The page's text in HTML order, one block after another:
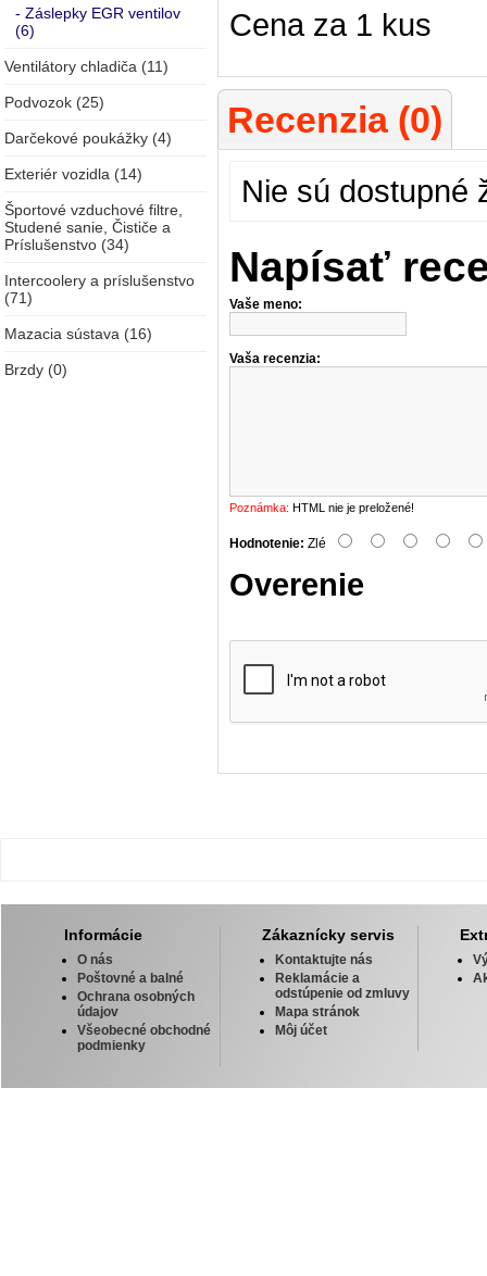
- Záslepky EGR ventilov
(6)
Ventilátory chladiča (11)
Podvozok (25)
Darčekové poukážky (4)
Exteriér vozidla (14)
Športové vzduchové filtre,
Studené sanie, Čističe a
Príslušenstvo (34)
Intercoolery a príslušenstvo
(71)
Mazacia sústava (16)
Brzdy (0)
Cena za 1 kus
Recenzia (0)
Nie sú dostupné
Napísať
Vaše meno:
Vaša recenzia:
Poznámka: HTML nie je preložené!
Hodnotenie: Zlé
Overenie
Informácie
O nás
Poštovné a balné
Ochrana osobných
údajov
Všeobecné obchodné
podmienky
Zákaznícky servis
Kontaktujte nás
Reklamácie a
odstúpenie od zmluvy
Mapa stránok
Môj účet